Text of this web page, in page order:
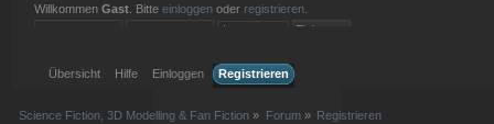
WillkommenGast . Bitteeinloggen oder registrieren
Übersicht
Hilfe Einloggen Registrieren
Science Fiction, 3D Modelling & Fan Fiction » Forum» Registrieren